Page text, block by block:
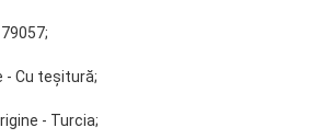
- Cu teșitură;
- Turcia;